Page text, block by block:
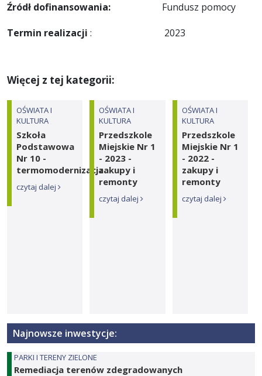
Źródł dofinansowania:
Fundusz pomocy
Termin realizacji : 2023
Więcej z tej kategorii:
OŚWIATA I
KULTURA
Szkoła
Podstawowa
Nr 10 -
termomodernizacja
czytaj dalej
OŚWIATA I
KULTURA
Przedszkole
Miejskie Nr 1
- 2023 -
zakupy i
remonty
czytaj dalej
OŚWIATA I
KULTURA
Przedszkole
Miejskie Nr 1
- 2022 -
zakupy i
remonty
czytaj dalej
Najnowsze inwestycje:
PARKI I TERENY ZIELONE
Remediacja terenów zdegradowanych